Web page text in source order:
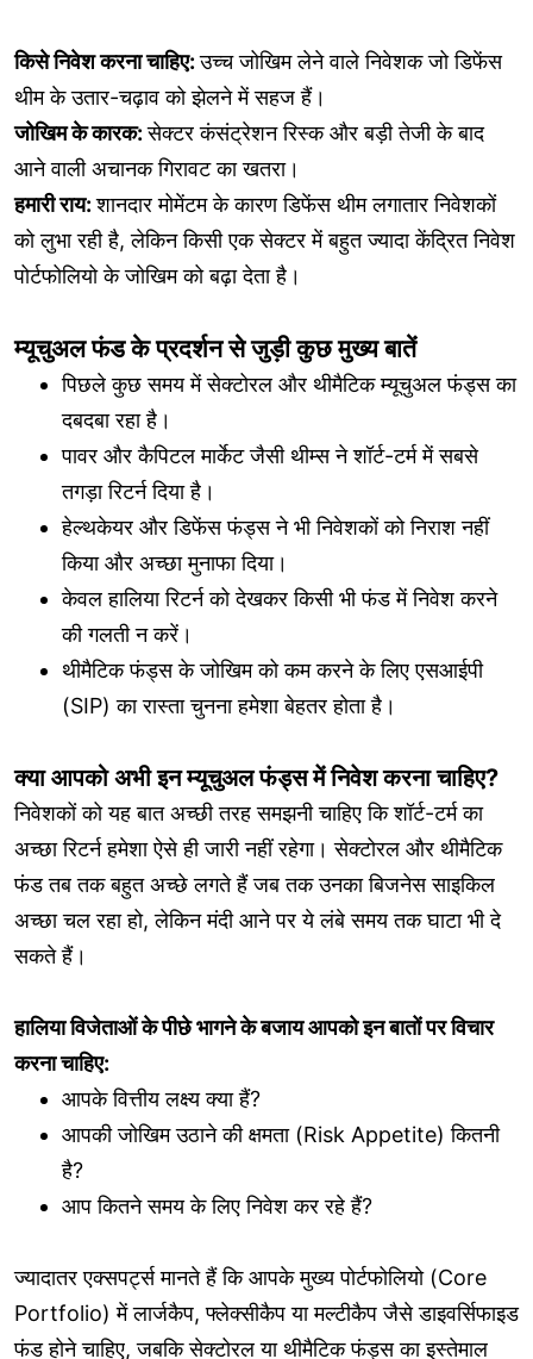
किसे निवेश करना चाहिए:उच्च जोखिम लेने वाले निवेशक जो डिफेंस
थीम के उतार-चढ़ाव को झेलने में सहज हैं।
जोखिम के कारक:सेक्टर कंसंट्रेशन रिस्क और बड़ी तेजी के बाद
आने वाली अचानक गिरावट का खतरा।
हमारी राय:शानदार मोमेंटम के कारण डिफेंस थीम लगातार निवेशकों
को लुभा रही है, लेकिन किसी एक सेक्टर में बहुत ज्यादा केंद्रित निवेश
पोर्टफोलियो के जोखिम को बढ़ा देता है।
म्यूचुअल फंड के प्रदर्शन से जुड़ी कुछ मुख्य बातें
पिछले कुछ समय में सेक्टोरल और थीमैटिक म्यूचुअल फंड्स का
दबदबा रहा है।
पावर और कैपिटल मार्केट जैसी थीम्स ने शॉर्ट-टर्म में सबसे
तगड़ा रिटर्न दिया है।
हेल्थकेयर और डिफेंस फंड्स ने भी निवेशकों को निराश नहीं
किया और अच्छा मुनाफा दिया।
केवल हालिया रिटर्न को देखकर किसी भी फंड में निवेश करने
की गलती न करें।
थीमैटिक फंड्स के जोखिम को कम करने के लिए एसआईपी
(SIP) का रास्ता चुनना हमेशा बेहतर होता है।
क्या आपको अभी इन म्यूचुअल फंड्स में निवेश करना चाहिए?
निवेशकों को यह बात अच्छी तरह समझनी चाहिए कि शॉर्ट-टर्म का
अच्छा रिटर्न हमेशा ऐसे ही जारी नहीं रहेगा। सेक्टोरल और थीमैटिक
फंड तब तक बहुत अच्छे लगते हैं जब तक उनका बिजनेस साइकिल
अच्छा चल रहा हो, लेकिन मंदी आने पर ये लंबे समय तक घाटा भी दे
सकते हैं।
हालिया विजेताओं के पीछे भागने के बजाय आपको इन बातों पर विचार
करना चाहिए:
आपके वित्तीय लक्ष्य क्या हैं?
आपकी जोखिम उठाने की क्षमता (Risk Appetite) कितनी
है?
आप कितने समय के लिए निवेश कर रहे हैं?
ज्यादातर एक्सपर्ट्स मानते हैं कि आपके मुख्य पोर्टफोलियो (Core
Portfolio) में लार्जकैप, फ्लेक्सीकैप या मल्टीकैप जैसे डाइवर्सिफाइड
फंड होने चाहिए, जबकि सेक्टोरल या थीमैटिक फंड्स का इस्तेमाल